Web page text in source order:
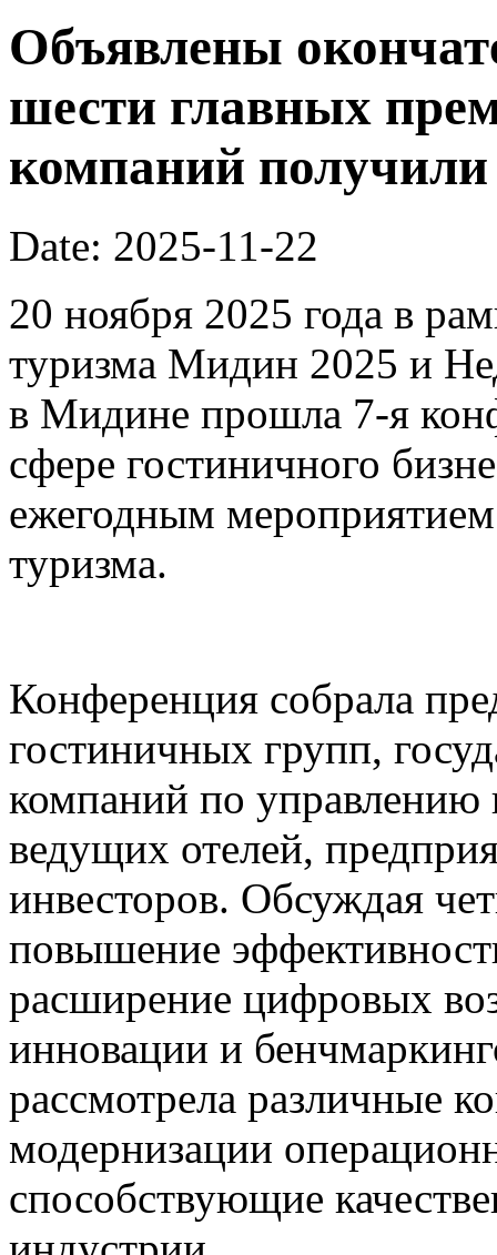
Объявлены
шести главных
компаний
Date: 2025-11-22
20 ноября 2025 года в
туризма Мидин 2025 и
в Мидине прошла 7-я
сфере гостиничного
ежегодным
туризма.
Конференция собрала
гостиничных групп,
компаний по
ведущих отелей,
инвесторов. Обсуждая
повышение
расширение цифровых
инновации и
рассмотрела различные
модернизации
способствующие